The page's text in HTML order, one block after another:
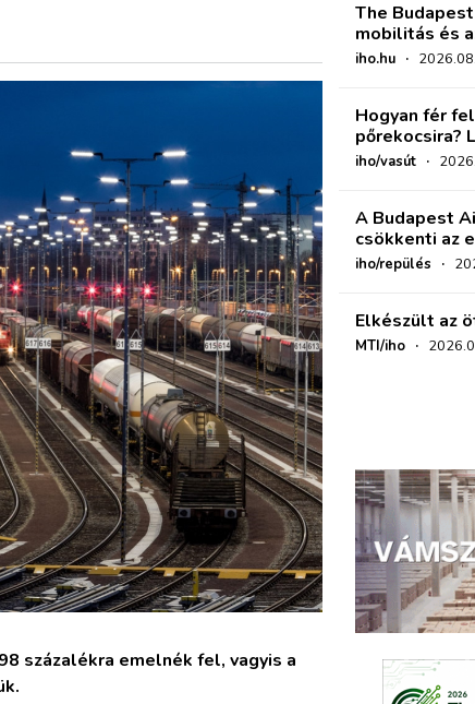
százalékra emelnék fel, vagyis a
The
mobilitás és
iho.hu ·
Hogyan fér
pőrekocsira?
iho/vasút ·
A Budapest
csökkenti az
iho/repülés ·
Elkészült az
MTI/iho ·